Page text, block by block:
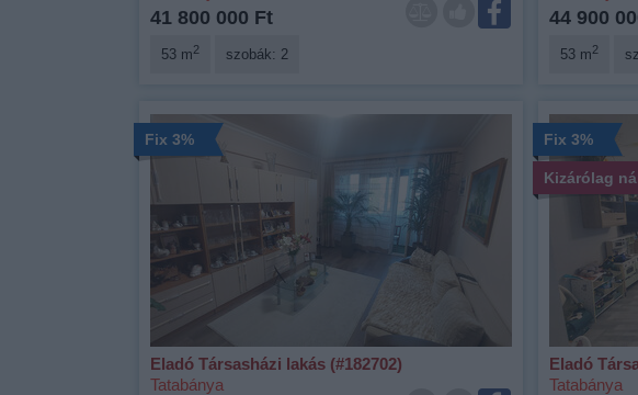
41 800 000 Ft
53 m2 szobák: 2
44 900
53 m2
Fix 3%
Eladó Társasházi lakás (#182702)
Tatabánya
Fix 3%
Kizárólag
Eladó
Tatabánya